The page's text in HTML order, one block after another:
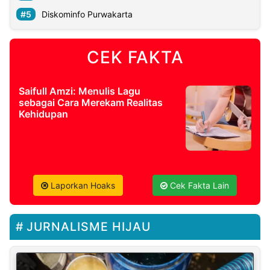
Diskominfo Purwakarta
CEK FAKTA
Saifull Amzi: Menulis Lagu
sebagai Cara Merekam Realitas
Kehidupan
Laporkan Hoaks Cek Fakta Lain
JURNALISME HIJAU